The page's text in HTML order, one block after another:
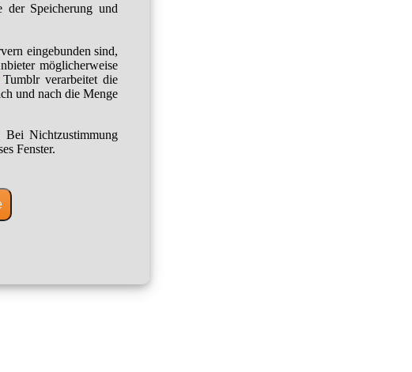
der Speicherung und
eingebunden sind,
möglicherweise
verarbeitet die
und nach die Menge
Bei Nichtzustimmung
Fenster.